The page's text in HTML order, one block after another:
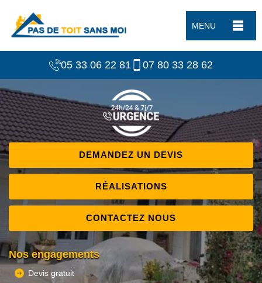
MENU
05 33 06 22 81 07 80 33 28 62
DEMANDEZ UN DEVIS
RÉALISATIONS
CONTACTEZ NOUS
Nos engagements
Devis gratuit